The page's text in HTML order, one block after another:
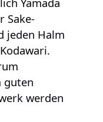
Sake-
jeden Halm
guten
werden